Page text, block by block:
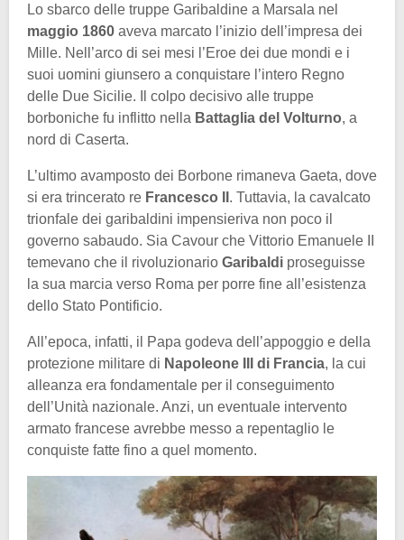
Lo sbarco delle truppe Garibaldine a Marsala nel
maggio 1860 aveva marcato l’inizio dell’impresa dei
Mille. Nell’arco di sei mesi l’Eroe dei due mondi e i
suoi uomini giunsero a conquistare l’intero Regno
delle Due Sicilie. Il colpo decisivo alle truppe
borboniche fu inflitto nella Battaglia del Volturno, a
nord di Caserta.
L’ultimo avamposto dei Borbone rimaneva Gaeta, dove
si era trincerato re Francesco II . Tuttavia, la cavalcato
trionfale dei garibaldini impensieriva non poco il
governo sabaudo. Sia Cavour che Vittorio Emanuele II
temevano che il rivoluzionario Garibaldi proseguisse
la sua marcia verso Roma per porre fine all’esistenza
dello Stato Pontificio.
All’epoca, infatti, il Papa godeva dell’appoggio e della
protezione militare di Napoleone III di Francia, la cui
alleanza era fondamentale per il conseguimento
dell’Unità nazionale. Anzi, un eventuale intervento
armato francese avrebbe messo a repentaglio le
conquiste fatte fino a quel momento.